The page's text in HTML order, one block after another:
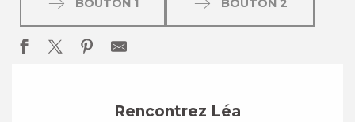
BOUTON 1 BOUTON 2
Rencontrez Léa